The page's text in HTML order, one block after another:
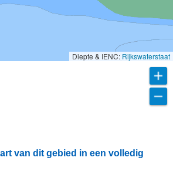
Diepte & IENC: Rijkswaterstaat
van dit gebied in een volledig